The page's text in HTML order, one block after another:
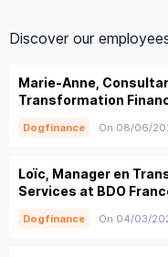
Discover our
Marie-Anne,
Transformation
Dogfinance On 08/06/
Loïc, Manager en
Services at BDO
Dogfinance On 04/03/